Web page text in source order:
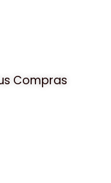
Compras